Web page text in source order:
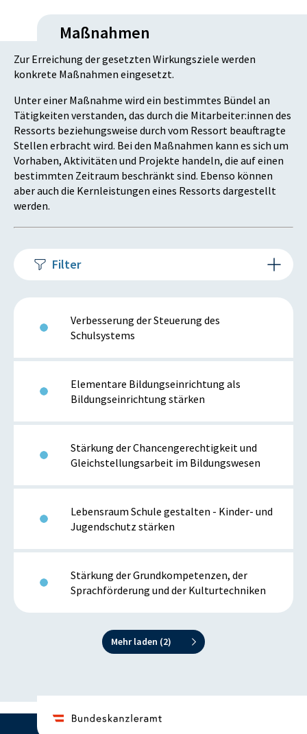
Maßnahmen
Zur Erreichung der gesetzten Wirkungsziele werden
konkrete Maßnahmen eingesetzt.
Unter einer Maßnahme wird ein bestimmtes Bündel an
Tätigkeiten verstanden, das durch die Mitarbeiter:innen des
Ressorts beziehungsweise durch vom Ressort beauftragte
Stellen erbracht wird. Bei den Maßnahmen kann es sich um
Vorhaben, Aktivitäten und Projekte handeln, die auf einen
bestimmten Zeitraum beschränkt sind. Ebenso können
aber auch die Kernleistungen eines Ressorts dargestellt
werden.
Filter
Verbesserung der Steuerung des
Schulsystems
Elementare Bildungseinrichtung als
Bildungseinrichtung stärken
Stärkung der Chancengerechtigkeit und
Gleichstellungsarbeit im Bildungswesen
Lebensraum Schule gestalten - Kinder- und
Jugendschutz stärken
Stärkung der Grundkompetenzen, der
Sprachförderung und der Kulturtechniken
Mehr laden (2)